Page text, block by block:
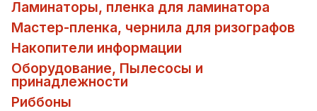
Ламинаторы, пленка для ламинатора
Мастер-пленка, чернила для ризографов
Накопители информации
Оборудование, Пылесосы и
принадлежности
Риббоны